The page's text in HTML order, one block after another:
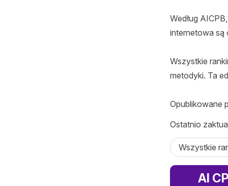
Według
internetowa są
Wszystkie
metodyki. Ta
Opublikowane
Ostatnio
Wszystkie
AI